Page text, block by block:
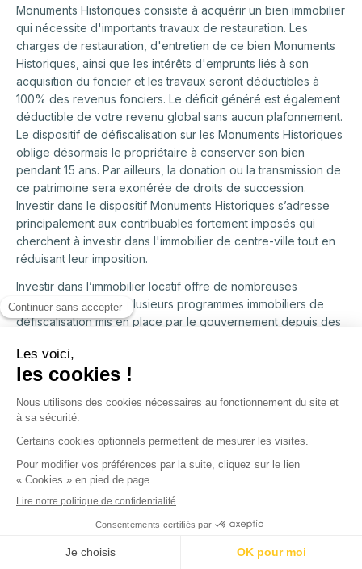
Monuments Historiques consiste à acquérir un bien immobilier
qui nécessite d'importants travaux de restauration. Les
charges de restauration, d'entretien de ce bien Monuments
Historiques, ainsi que les intérêts d'emprunts liés à son
acquisition du foncier et les travaux seront déductibles à
100% des revenus fonciers. Le déficit généré est également
déductible de votre revenu global sans aucun plafonnement.
Le dispositif de défiscalisation sur les Monuments Historiques
oblige désormais le propriétaire à conserver son bien
pendant 15 ans. Par ailleurs, la donation ou la transmission de
ce patrimoine sera exonérée de droits de succession.
Investir dans le dispositif Monuments Historiques s’adresse
principalement aux contribuables fortement imposés qui
cherchent à investir dans l'immobilier de centre-ville tout en
réduisant leur imposition.
Investir dans l’immobilier locatif offre de nombreuses
possibilités. Grâce à plusieurs programmes immobiliers de
défiscalisation mis en place par le gouvernement depuis des
l’ancien, les résidences étudiantes, de services, dans un
appartement meublé. Selon votre situation, n’hésitez pas à
vous séduire et de vous convenir…
Mis à jour le